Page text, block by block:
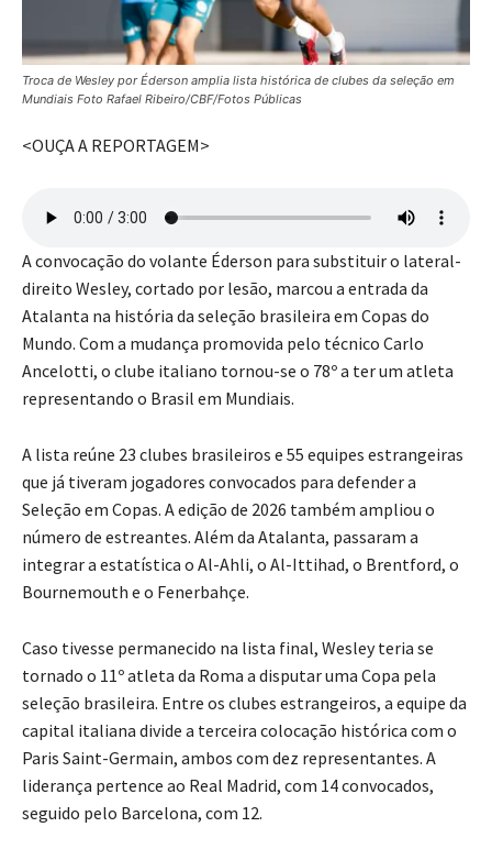
Troca de Wesley por Éderson amplia lista histórica de clubes da seleção em
Mundiais Foto Rafael Ribeiro/CBF/Fotos Públicas
<OUÇA A REPORTAGEM>
A convocação do volante Éderson para substituir o lateral-
direito Wesley, cortado por lesão, marcou a entrada da
Atalanta na história da seleção brasileira em Copas do
Mundo. Com a mudança promovida pelo técnico Carlo
Ancelotti, o clube italiano tornou-se o 78º a ter um atleta
representando o Brasil em Mundiais.
A lista reúne 23 clubes brasileiros e 55 equipes estrangeiras
que já tiveram jogadores convocados para defender a
Seleção em Copas. A edição de 2026 também ampliou o
número de estreantes. Além da Atalanta, passaram a
integrar a estatística o Al-Ahli, o Al-Ittihad, o Brentford, o
Bournemouth e o Fenerbahçe.
Caso tivesse permanecido na lista final, Wesley teria se
tornado o 11º atleta da Roma a disputar uma Copa pela
seleção brasileira. Entre os clubes estrangeiros, a equipe da
capital italiana divide a terceira colocação histórica com o
Paris Saint-Germain, ambos com dez representantes. A
liderança pertence ao Real Madrid, com 14 convocados,
seguido pelo Barcelona, com 12.